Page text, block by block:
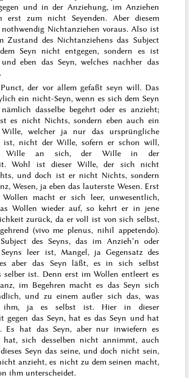
und in der Anziehung, im Anziehen
erst zum nicht Seyenden. Aber diesem
Nichtanziehen voraus. Also ist
Zustand des Nichtanziehens das Subject
Seyn nicht entgegen, sondern es ist
und eben das Seyn, welches nachher das
der vor allem gefaßt seyn will. Das
ein nicht-Seyn, wenn es sich dem Seyn
nämlich dasselbe begehrt oder es anzieht;
es nicht Nichts, sondern eben auch ein
welcher ja nur das ursprüngliche
ist, nicht der Wille, sofern er schon will,
Wille an sich, der Wille in der
Wohl ist dieser Wille, der sich nicht
und doch ist er nicht Nichts, sondern
Wesen, ja eben das lauterste Wesen. Erst
macht er sich leer, unwesentlich,
Wollen wieder auf, so kehrt er in jene
zurück, da ervoll ist von sich selbst,
(vivo me plenus, nihil appetendo).
des Seyns, das im Anzieh’n oder
Seyns leer ist, Mangel, ja Gegensatz des
aber das Seyn läßt, es in sich selbst
selber ist. Denn erst imWollen entleert es
im Begehren macht es das Seyn sich
und zu einem außer sich das, was
ja es selbst ist. Hier in dieser
gegen das Seyn, hat es das Seyn und hat
Es hat das Seyn, aber nur inwiefern es
hat, sich desselben nicht annimmt, auch
Seyn dasseine, und doch nicht sein,
anzieht, es nicht zu dem seinen macht,
ihm unterscheidet.